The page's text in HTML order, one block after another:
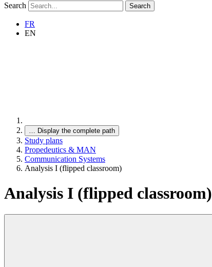
Search Search
FR
EN
… Display the complete path
Study plans
Propedeutics & MAN
Communication Systems
Analysis I (flipped classroom)
Analysis I (flipped classroom)